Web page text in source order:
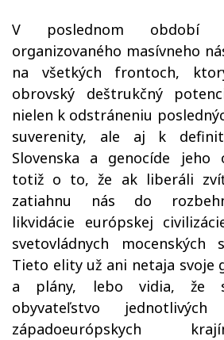
V poslednom období
organizovaného masívneho
na všetkých frontoch,
obrovský deštrukčný
nielen k odstráneniu
suverenity, ale aj k
Slovenska a genocíde jeho
totiž o to, že ak liberáli
zatiahnu nás do
likvidácie európskej
svetovládnych mocenských
Tieto elity už ani netaja svoje
a plány, lebo vidia, že
obyvateľstvo jednotlivých
západoeurópskych